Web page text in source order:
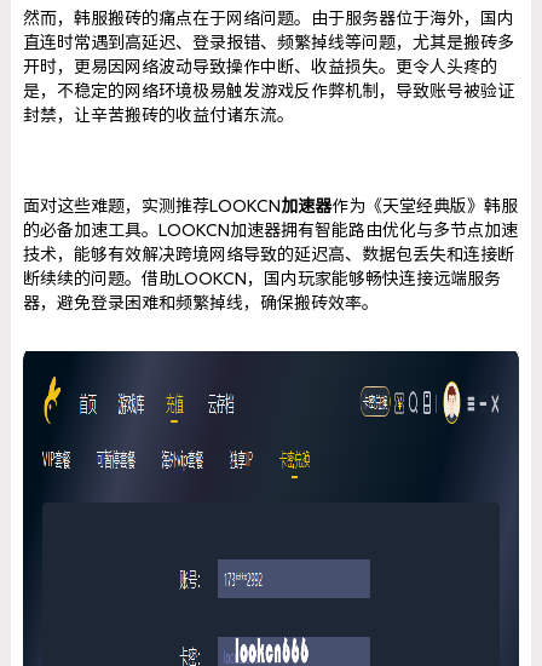
然而，韩服搬砖的痛点在于网络问题。由于服务器位于海外，国内
直连时常遇到高延迟、登录报错、频繁掉线等问题，尤其是搬砖多
开时，更易因网络波动导致操作中断、收益损失。更令人头疼的
是，不稳定的网络环境极易触发游戏反作弊机制，导致账号被验证
封禁，让辛苦搬砖的收益付诸东流。
面对这些难题，实测推荐LOOKCN加速器作为《天堂经典版》韩服
的必备加速工具。LOOKCN加速器拥有智能路由优化与多节点加速
技术，能够有效解决跨境网络导致的延迟高、数据包丢失和连接断
断续续的问题。借助LOOKCN，国内玩家能够畅快连接远端服务
器，避免登录困难和频繁掉线，确保搬砖效率。